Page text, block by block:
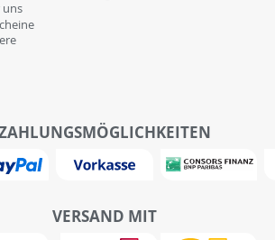
uns
VERSAND MIT